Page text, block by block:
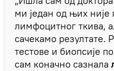
ми један од њих
лимфоцитног ткива,
сачекамо резултате.
тестове и биопсије
сам коначно сазнала